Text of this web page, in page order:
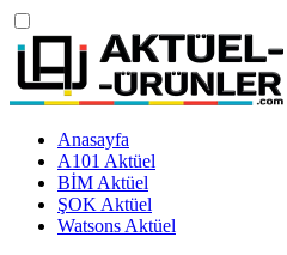
Anasayfa
A101 Aktüel
BİM Aktüel
ŞOK Aktüel
Watsons Aktüel